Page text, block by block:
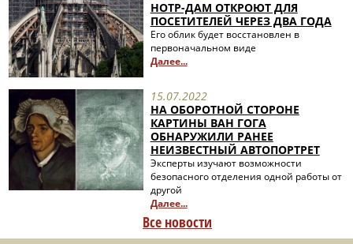
НОТР-ДАМ ОТКРОЮТ ДЛЯ
ПОСЕТИТЕЛЕЙ ЧЕРЕЗ ДВА ГОДА
Его облик будет восстановлен в
первоначальном виде
Далее...
15.07.2022
НА ОБОРОТНОЙ СТОРОНЕ
КАРТИНЫ ВАН ГОГА
ОБНАРУЖИЛИ РАНЕЕ
НЕИЗВЕСТНЫЙ АВТОПОРТРЕТ
Эксперты изучают возможности
безопасного отделения одной работы от
другой
Далее...
Все новости